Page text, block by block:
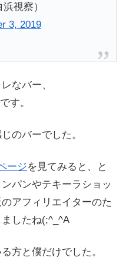
視察）
3, 2019
なバー、
す。
のバーでした。
ージを見てみると、と
パンやテキーラショッ
アフィリエイターのた
ましたね(;^_^A
方と僕だけでした。